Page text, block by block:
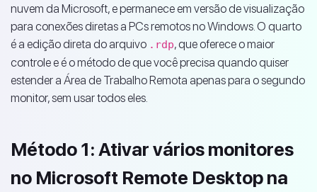
nuvem da Microsoft, e permanece em versão de visualização
para conexões diretas a PCs remotos no Windows. O quarto
é a edição direta do arquivo .rdp, que oferece o maior
controle e é o método de que você precisa quando quiser
estender a Área de Trabalho Remota apenas para o segundo
monitor, sem usar todos eles.
Método 1: Ativar vários monitores
no Microsoft Remote Desktop na